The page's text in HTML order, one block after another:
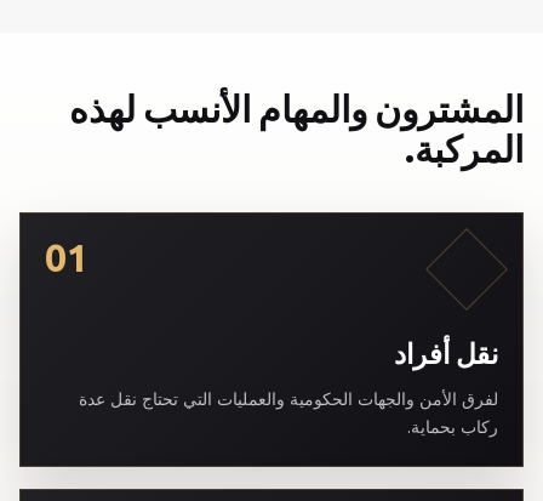
المشترون والمهام الأنسب لهذه
المركبة.
01
نقل أفراد
لفرق الأمن والجهات الحكومية والعمليات التي تحتاج نقل عدة
ركاب بحماية.